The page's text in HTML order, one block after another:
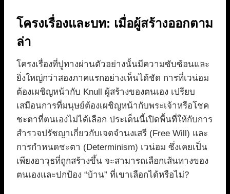
โครงเรื่องและบท: เมื่อผู้สร้างออกตาม
ล่า
โครงเรื่องที่ปูทางผ่านตัวอย่างนั้นมีความซับซ้อนและ
ยิ่งใหญ่กว่าสองภาคแรกอย่างเห็นได้ชัด การที่เวน่อม
ต้องเผชิญหน้ากับ Knull ผู้สร้างของตนเอง เปรียบ
เสมือนการที่มนุษย์ต้องเผชิญหน้ากับพระเจ้าหรือโชค
ชะตาที่ตนเองไม่ได้เลือก ประเด็นนี้เปิดพื้นที่ให้กับการ
สำรวจปรัชญาเกี่ยวกับเจตจำนงเสรี (Free Will) และ
การกำหนดชะตา (Determinism) เวน่อม ซึ่งเคยเป็น
เพียงอาวุธที่ถูกสร้างขึ้น จะสามารถเลือกเส้นทางของ
ตนเองและปกป้อง “บ้าน” ที่เขาเลือกได้หรือไม่?